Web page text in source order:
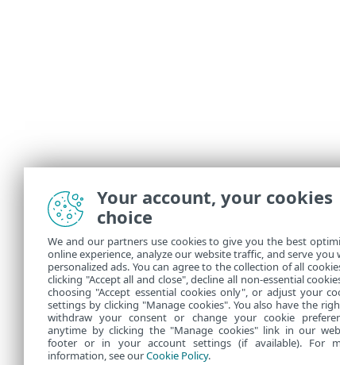
Η
Οι
6 ή
Your account, your cookies
choice
We and our partners use cookies to give you the best
online experience, analyze our website traffic, and serve you
personalized ads. You can agree to the collection of all
clicking "Accept all and close", decline all non-essential
choosing "Accept essential cookies only", or adjust your
settings by clicking "Manage cookies". You also have the
withdraw your consent or change your cookie
anytime by clicking the "Manage cookies" link in our
footer or in your account settings (if available). For
information, see ourCookie Policy.